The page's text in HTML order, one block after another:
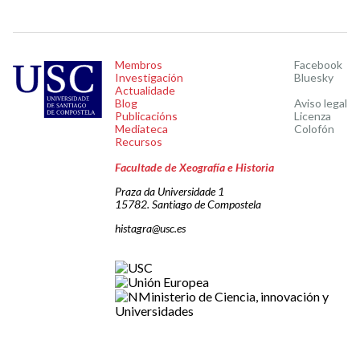
Membros
Investigación
Actualidade
Blog
Publicacións
Mediateca
Recursos
Facebook
Bluesky
Aviso legal
Licenza
Colofón
Facultade de Xeografía e Historia
Praza da Universidade 1
15782. Santiago de Compostela
histagra@usc.es